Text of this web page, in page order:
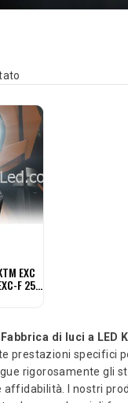
EXC
F 250
Fabbrica di luci a LED
prestazioni specifici
rigorosamente gli
affidabilità. I nostri